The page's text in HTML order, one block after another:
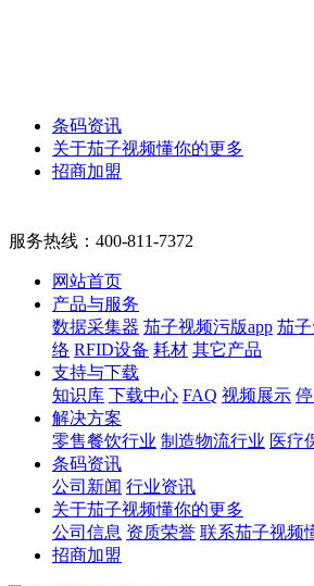
条码资讯
关于茄子视频懂你的更多
招商加盟
服务热线： 400-811-7372
网站首页
产品与服务
数据采集器 茄子视频污版app 茄
络 RFID设备 耗材 其它产品
支持与下载
知识库 下载中心 FAQ 视频展示
解决方案
零售餐饮行业 制造物流行业 医疗
条码资讯
公司新闻 行业资讯
关于茄子视频懂你的更多
公司信息 资质荣誉 联系茄子视频
招商加盟